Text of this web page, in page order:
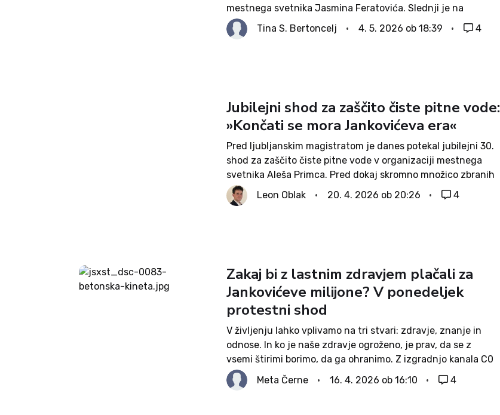
mestnega svetnika Jasmina Feratovića. Slednji je na
lokalnih volitvah že kandidiral in prejel okoli 1,6 odstotka
glasov. Zoran Janković, ki je bil prvič izvoljen pred...
Tina S. Bertoncelj 4. 5. 2026 ob 18:39 4
Jubilejni shod za zaščito čiste pitne vode:
»Končati se mora Jankovićeva era«
Pred ljubljanskim magistratom je danes potekal jubilejni 30.
shod za zaščito čiste pitne vode v organizaciji mestnega
svetnika Aleša Primca. Pred dokaj skromno množico zbranih
so poleg njega spregovorili napadeni lastnik zemljišča na
trasi kanala C0 Uroš Jernejc ter mestni...
Leon Oblak 20. 4. 2026 ob 20:26 4
Zakaj bi z lastnim zdravjem plačali za
Jankovićeve milijone? V ponedeljek
protestni shod
V življenju lahko vplivamo na tri stvari: zdravje, znanje in
odnose. In ko je naše zdravje ogroženo, je prav, da se z
vsemi štirimi borimo, da ga ohranimo. Z izgradnjo kanala C0
se je zdravje vseh nas Ljubljančanov in naših...
Meta Černe 16. 4. 2026 ob 16:10 4